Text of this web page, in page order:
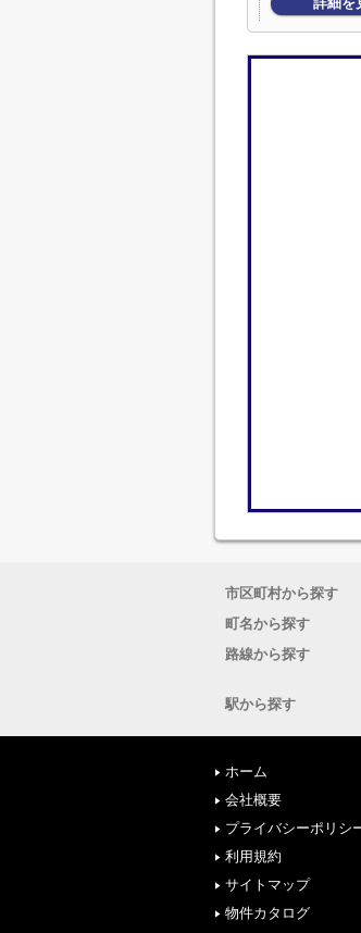
市区町村から探す
町名から探す
路線から探す
駅から探す
ホーム
会社概要
プライバシーポリシ
利用規約
サイトマップ
物件カタログ